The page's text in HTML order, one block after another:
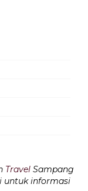
Travel Sampang
untuk informasi